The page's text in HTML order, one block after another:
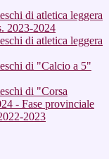
di atletica leggera
2023-2024
di atletica leggera
di "Calcio a 5"
di "Corsa
- Fase provinciale
2023